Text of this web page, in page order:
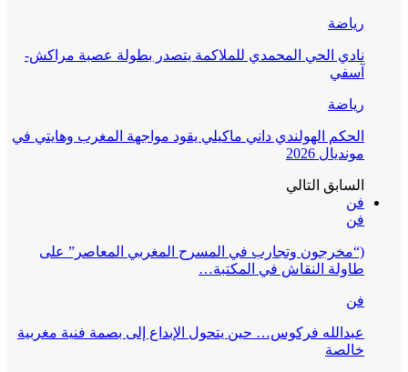
رياضة
نادي الحي المحمدي للملاكمة يتصدر بطولة عصبة مراكش-
آسفي
رياضة
الحكم الهولندي داني ماكيلي يقود مواجهة المغرب وهايتي في
مونديال 2026
السابق التالي
فن
فن
(“مخرجون وتجارب في المسرح المغربي المعاصر” على
طاولة النقاش في المكتبة…
فن
عبدالله فركوس… حين يتحول الإبداع إلى بصمة فنية مغربية
خالصة